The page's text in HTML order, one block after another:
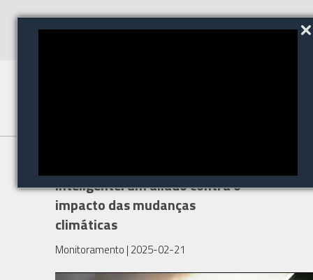
inteligente: um aliado contra o
impacto das mudanças
climáticas
Monitoramento | 2025-02-21